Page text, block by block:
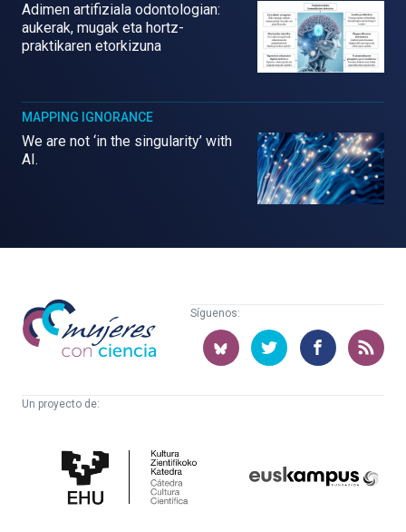
Adimen artifiziala odontologian:
aukerak, mugak eta hortz-
praktikaren etorkizuna
MAPPING IGNORANCE
We are not ‘in the singularity’ with
AI.
Mujeres
con
ciencia
Síguenos:
Un proyecto de:
Cultura
Científica